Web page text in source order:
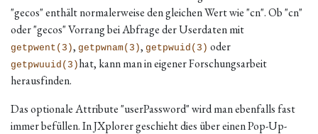
"gecos" enthält normalerweise den gleichen Wert wie "cn". Ob "cn"
oder "gecos" Vorrang bei Abfrage der Userdaten mit
getpwent(3), getpwnam(3), getpwuid(3) oder
getpwuuid(3)hat, kann man in eigener Forschungsarbeit
herausfinden.
Das optionale Attribute "userPassword" wird man ebenfalls fast
immer befüllen. In JXplorer geschieht dies über einen Pop-Up-